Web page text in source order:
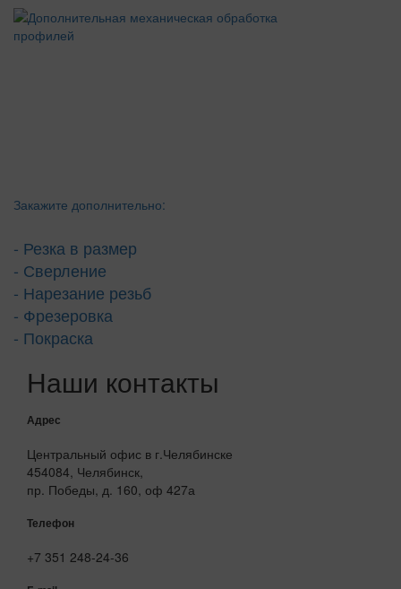
Закажите дополнительно:
- Резка в размер
- Сверление
- Нарезание резьб
- Фрезеровка
- Покраска
Наши контакты
Адрес
Центральный офис в г.Челябинске
454084, Челябинск,
пр. Победы, д. 160, оф 427а
Телефон
+7 351 248-24-36